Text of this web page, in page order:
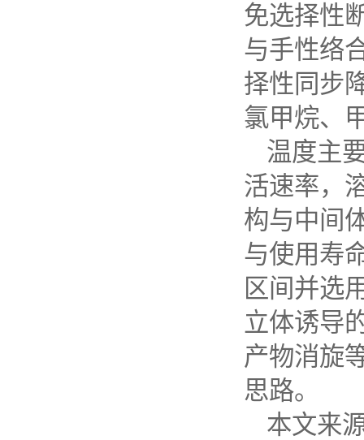
免选择性
与手性络
择性同步
氯甲烷、
温度主
活速率，
构与中间
与使用寿
区间并选
立体诱导
产物消旋
思路。
本文来